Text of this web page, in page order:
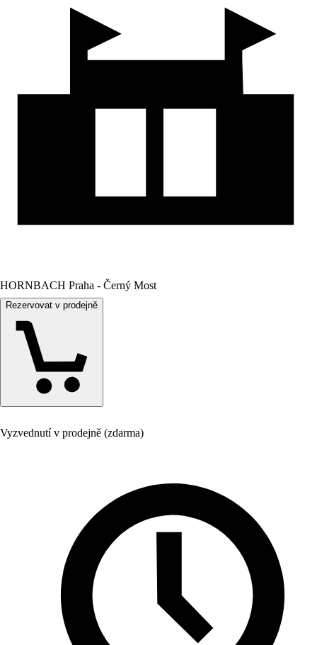
HORNBACH Praha - Černý Most
Rezervovat v prodejně
Vyzvednutí v prodejně (zdarma)